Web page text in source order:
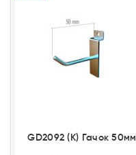
GD2092 (К) Гачок 50мм